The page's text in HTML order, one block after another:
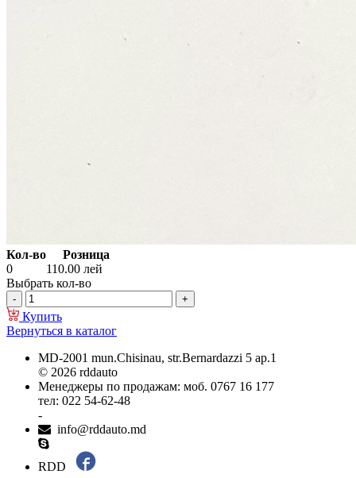
Кол-во
Розница
0
110.00 лей
Выбрать кол-во
Купить
Вернуться в каталог
MD-2001 mun.Chisinau, str.Bernardazzi 5 ap.1
© 2026 rddauto
Менеджеры по продажам: моб. 0767 16 177
тел: 022 54-62-48
-
info@rddauto.md
RDD